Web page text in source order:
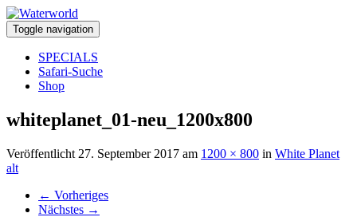
Toggle navigation
SPECIALS
Safari-Suche
Shop
whiteplanet_01-neu_1200x800
Veröffentlicht 27. September 2017 am 1200 × 800 in White Planet
alt
← Vorheriges
Nächstes →